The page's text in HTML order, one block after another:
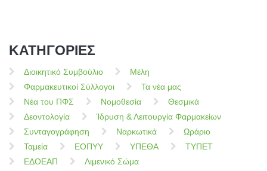
ΚΑΤΗΓΟΡΙΕΣ
Διοικητικό Συμβούλιο
Μέλη
Φαρμακευτικοί Σύλλογοι
Τα νέα μας
Νέα του ΠΦΣ
Νομοθεσία
Θεσμικά
Δεοντολογία
Ίδρυση & Λειτουργία Φαρμακείων
Συνταγογράφηση
Ναρκωτικά
Ωράριο
Ταμεία
ΕΟΠΥΥ ΥΠΕΘΑ
ΤΥΠΕΤ
ΕΔΟΕΑΠ
Λιμενικό Σώμα